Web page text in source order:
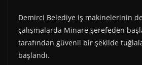
Demirci Belediye iş makinelerinin
çalışmalarda Minare şerefeden
tarafından güvenli bir şekilde
başlandı.